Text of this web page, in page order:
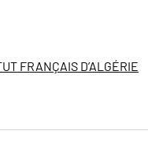
FRANÇAIS D’ALGÉRIE